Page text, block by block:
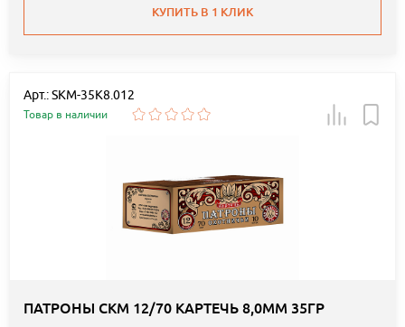
КУПИТЬ В 1 КЛИК
Арт.: SKM-35K8.012
Товар в наличии
ПАТРОНЫ СКМ 12/70 КАРТЕЧЬ 8,0ММ 35ГР